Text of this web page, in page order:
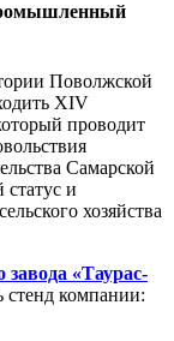
Поволжской
XIV
проводит
Самарской
и
хозяйства
«Таурас-
стенд компании: